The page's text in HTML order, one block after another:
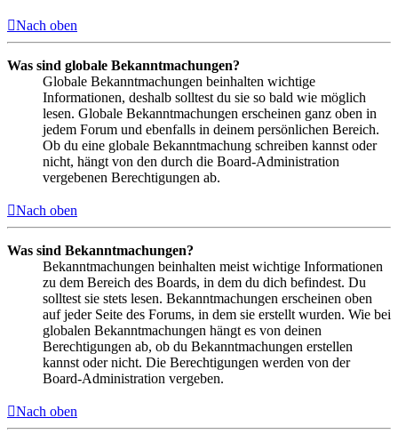
Nach oben
Was sind globale Bekanntmachungen?
Globale Bekanntmachungen beinhalten wichtige
Informationen, deshalb solltest du sie so bald wie möglich
lesen. Globale Bekanntmachungen erscheinen ganz oben in
jedem Forum und ebenfalls in deinem persönlichen Bereich.
Ob du eine globale Bekanntmachung schreiben kannst oder
nicht, hängt von den durch die Board-Administration
vergebenen Berechtigungen ab.
Nach oben
Was sind Bekanntmachungen?
Bekanntmachungen beinhalten meist wichtige Informationen
zu dem Bereich des Boards, in dem du dich befindest. Du
solltest sie stets lesen. Bekanntmachungen erscheinen oben
auf jeder Seite des Forums, in dem sie erstellt wurden. Wie bei
globalen Bekanntmachungen hängt es von deinen
Berechtigungen ab, ob du Bekanntmachungen erstellen
kannst oder nicht. Die Berechtigungen werden von der
Board-Administration vergeben.
Nach oben